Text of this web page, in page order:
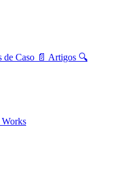
de Caso 📄 Artigos 🔍